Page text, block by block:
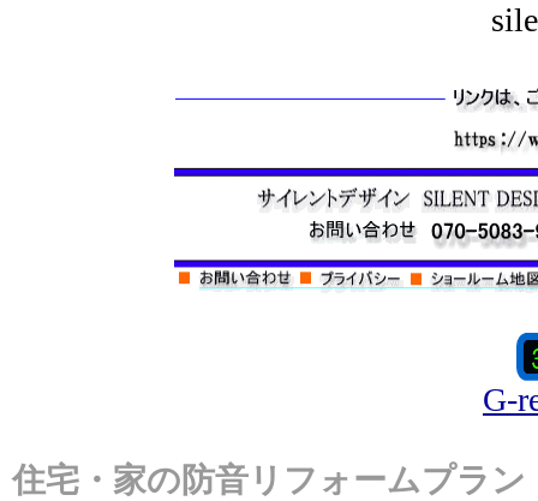
G-
住宅・家の防音リフォームプラ